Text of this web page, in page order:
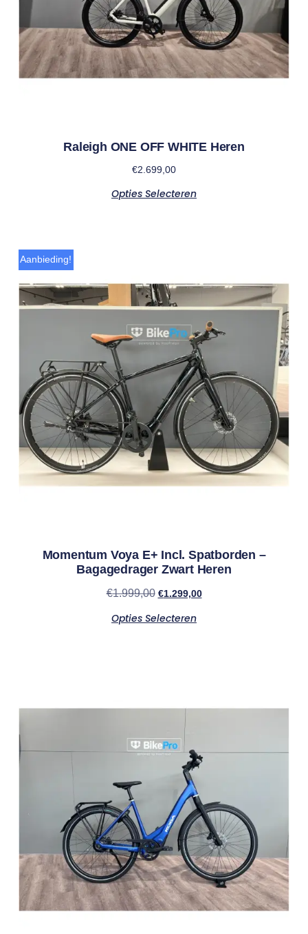
Raleigh ONE OFF WHITE Heren
€2.699,00
Opties Selecteren
Aanbieding!
Momentum Voya E+ Incl. Spatborden –
Bagagedrager Zwart Heren
€1.999,00 €1.299,00
Opties Selecteren